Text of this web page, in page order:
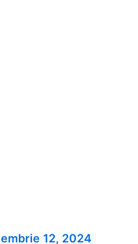
12, 2024